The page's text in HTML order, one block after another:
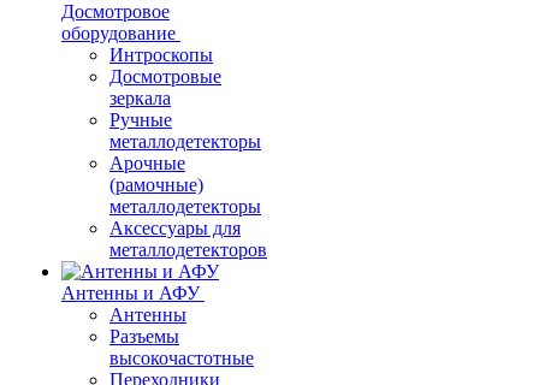
Досмотровое
оборудование
Интроскопы
Досмотровые
зеркала
Ручные
металлодетекторы
Арочные
(рамочные)
металлодетекторы
Аксессуары для
металлодетекторов
Антенны и АФУ
Антенны
Разъемы
высокочастотные
Переходники